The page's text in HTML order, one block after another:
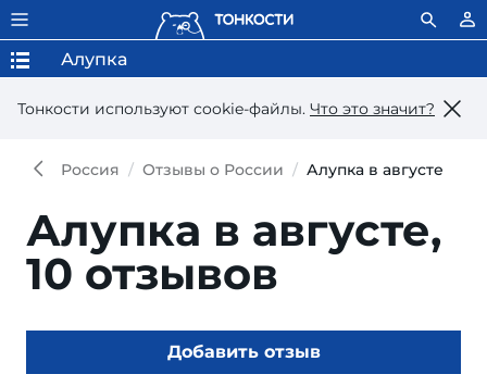
Тонкости используют сookie-файлы. Что это значит?
Алупка
Россия Отзывы о России Алупка в августе
Алупка в августе,
10 отзывов
Добавить отзыв